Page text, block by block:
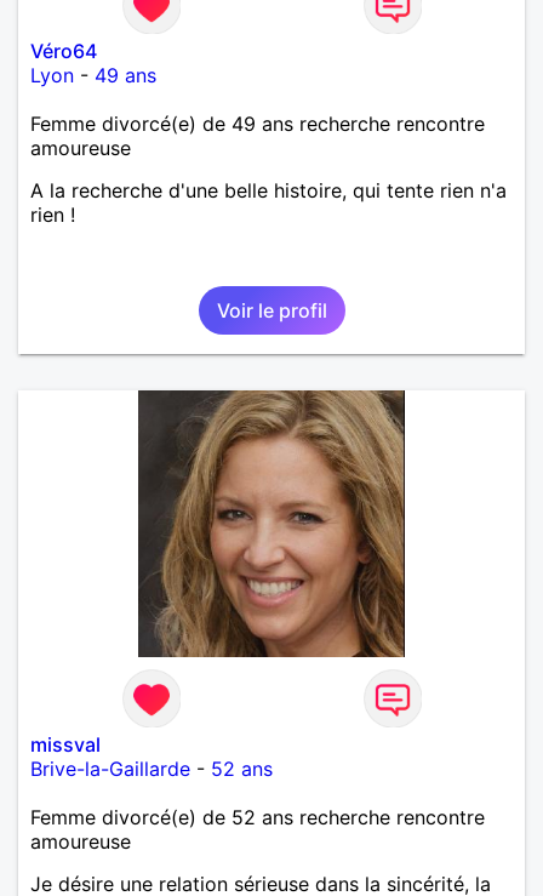
Véro64
Lyon - 49 ans
Femme divorcé(e) de 49 ans recherche rencontre
amoureuse
A la recherche d'une belle histoire, qui tente rien n'a
rien !
Voir le profil
missval
Brive-la-Gaillarde - 52 ans
Femme divorcé(e) de 52 ans recherche rencontre
amoureuse
Je désire une relation sérieuse dans la sincérité, la